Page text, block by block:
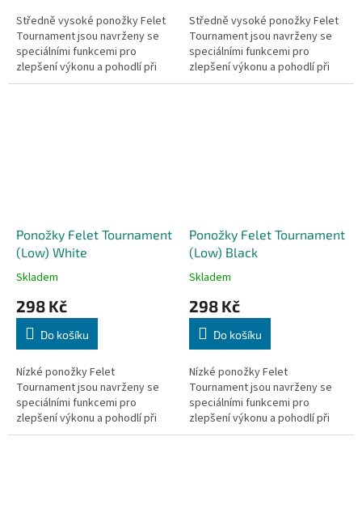
Středně vysoké ponožky Felet
Tournament jsou navrženy se
speciálními funkcemi pro
zlepšení výkonu a pohodlí při
hře, udržují nohy v suchu a
Středně vysoké ponožky Felet
Tournament jsou navrženy se
speciálními funkcemi pro
zlepšení výkonu a pohodlí při
hře, udržují nohy v suchu a
Ponožky Felet Tournament
(Low) White
Skladem
298 Kč
Do košíku
Nízké ponožky Felet
Tournament jsou navrženy se
speciálními funkcemi pro
zlepšení výkonu a pohodlí při
hře, udržují nohy v suchu a
Ponožky Felet Tournament
(Low) Black
Skladem
298 Kč
Do košíku
Nízké ponožky Felet
Tournament jsou navrženy se
speciálními funkcemi pro
zlepšení výkonu a pohodlí při
hře, udržují nohy v suchu a